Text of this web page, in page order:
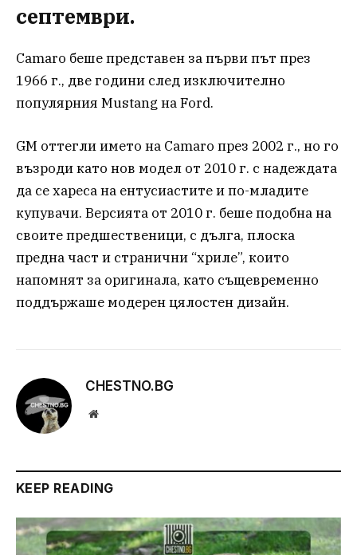
септември.
Camaro беше представен за първи път през
1966 г., две години след изключително
популярния Mustang на Ford.
GM оттегли името на Camaro през 2002 г., но го
възроди като нов модел от 2010 г. с надеждата
да се хареса на ентусиастите и по-младите
купувачи. Версията от 2010 г. беше подобна на
своите предшественици, с дълга, плоска
предна част и странични “хриле”, които
напомнят за оригинала, като същевременно
поддържаше модерен цялостен дизайн.
CHESTNO.BG
Website
KEEP READING